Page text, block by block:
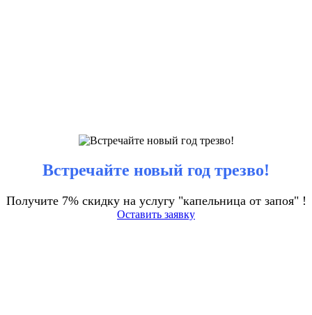
Встречайте новый год трезво!
Получите 7% скидку на услугу "капельница от запоя" !
Оставить заявку